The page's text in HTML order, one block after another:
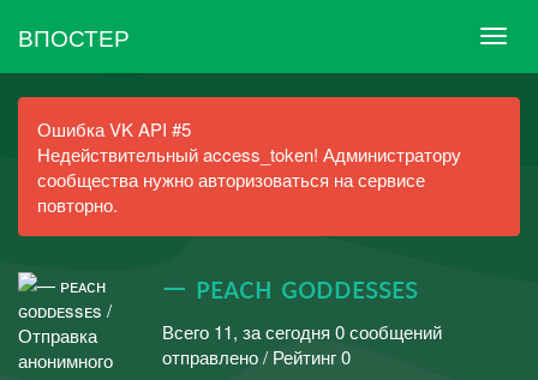
ВПОСТЕР
Ошибка VK API #5
Недействительный access_token! Администратору
сообщества нужно авторизоваться на сервисе
повторно.
— ᴘᴇᴀᴄʜ ɢᴏᴅᴅᴇssᴇs
Всего 11, за сегодня 0 сообщений
отправлено / Рейтинг 0